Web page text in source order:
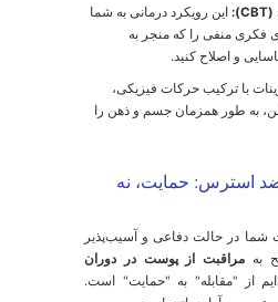
از استرس دائمی
افلوویوم، خیر است. این
است. پس از برطرف
به حالت تعادل، چرخه
رشد مجدد موها معمولاً